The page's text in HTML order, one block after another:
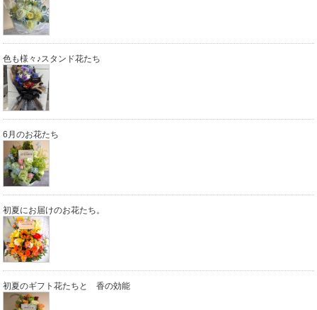
色も様々♪スタンド花たち
6月のお花たち
初夏にお届けのお花たち。
初夏のギフト花たちと 香の効能